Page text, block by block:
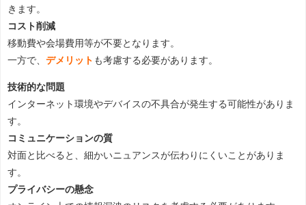
きます。
コスト削減
移動費や会場費用等が不要となります。
一方で、 デメリット も考慮する必要があります。
技術的な問題
インターネット環境やデバイスの不具合が発生する可能性がありま
す。
コミュニケーションの質
対面と比べると、細かいニュアンスが伝わりにくいことがありま
す。
プライバシーの懸念